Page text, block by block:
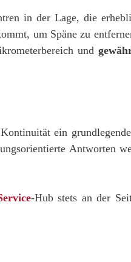
in der Lage, die
um Späne zu
und
ein
Antworten
-Hub stets an der